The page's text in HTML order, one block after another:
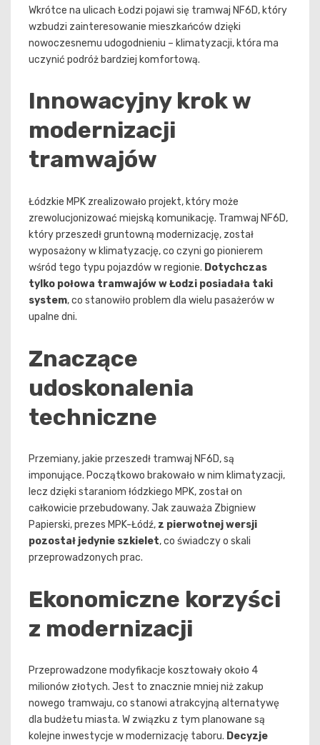
Wkrótce na ulicach Łodzi pojawi się tramwaj NF6D, który
wzbudzi zainteresowanie mieszkańców dzięki
nowoczesnemu udogodnieniu – klimatyzacji, która ma
uczynić podróż bardziej komfortową.
Innowacyjny krok w
modernizacji
tramwajów
Łódzkie MPK zrealizowało projekt, który może
zrewolucjonizować miejską komunikację. Tramwaj NF6D,
który przeszedł gruntowną modernizację, został
wyposażony w klimatyzację, co czyni go pionierem
wśród tego typu pojazdów w regionie. Dotychczas
tylko połowa tramwajów w Łodzi posiadała taki
system, co stanowiło problem dla wielu pasażerów w
upalne dni.
Znaczące
udoskonalenia
techniczne
Przemiany, jakie przeszedł tramwaj NF6D, są
imponujące. Początkowo brakowało w nim klimatyzacji,
lecz dzięki staraniom łódzkiego MPK, został on
całkowicie przebudowany. Jak zauważa Zbigniew
Papierski, prezes MPK-Łódź, z pierwotnej wersji
pozostał jedynie szkielet, co świadczy o skali
przeprowadzonych prac.
Ekonomiczne korzyści
z modernizacji
Przeprowadzone modyfikacje kosztowały około 4
milionów złotych. Jest to znacznie mniej niż zakup
nowego tramwaju, co stanowi atrakcyjną alternatywę
dla budżetu miasta. W związku z tym planowane są
kolejne inwestycje w modernizację taboru. Decyzje